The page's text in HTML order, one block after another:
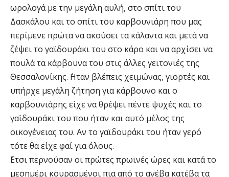
ωρολογά με την μεγάλη αυλή, στο σπίτι του
Δασκάλου και το σπίτι του καρβουνιάρη που μας
περίμενε πρώτα να ακούσει τα κάλαντα και μετά να
ζέψει το γαϊδουράκι του στο κάρο και να αρχίσει να
πουλά τα κάρβουνα του στις άλλες γειτονιές της
Θεσσαλονίκης. ΄Ηταν βλέπεις χειμώνας, γιορτές και
υπήρχε μεγάλη ζήτηση για κάρβουνο και ο
καρβουνιάρης είχε να θρέψει πέντε ψυχές και το
γαϊδουράκι του που ήταν και αυτό μέλος της
οικογένειας του. Αν το γαϊδουράκι του ήταν γερό
τότε θα είχε φαί για όλους.
΄Ετσι περνούσαν οι πρώτες πρωινές ώρες και κατά το
μεσημέρι κουρασμένοι πια από το ανέβα κατέβα τα